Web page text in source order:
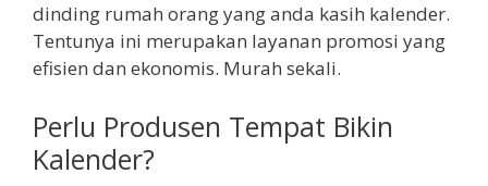
dinding rumah orang yang anda kasih kalender.
Tentunya ini merupakan layanan promosi yang
efisien dan ekonomis. Murah sekali.
Perlu Produsen Tempat Bikin
Kalender?